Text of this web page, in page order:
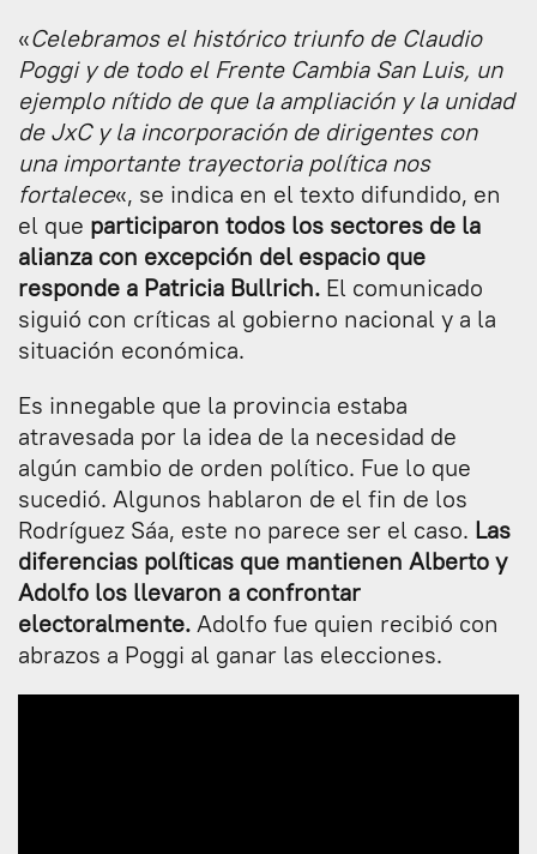
«Celebramos el histórico triunfo de Claudio
Poggi y de todo el Frente Cambia San Luis, un
ejemplo nítido de que la ampliación y la unidad
de JxC y la incorporación de dirigentes con
una importante trayectoria política nos
fortalece«, se indica en el texto difundido, en
el que participaron todos los sectores de la
alianza con excepción del espacio que
responde a Patricia Bullrich. El comunicado
siguió con críticas al gobierno nacional y a la
situación económica.
Es innegable que la provincia estaba
atravesada por la idea de la necesidad de
algún cambio de orden político. Fue lo que
sucedió. Algunos hablaron de el fin de los
Rodríguez Sáa, este no parece ser el caso. Las
diferencias políticas que mantienen Alberto y
Adolfo los llevaron a confrontar
electoralmente. Adolfo fue quien recibió con
abrazos a Poggi al ganar las elecciones.